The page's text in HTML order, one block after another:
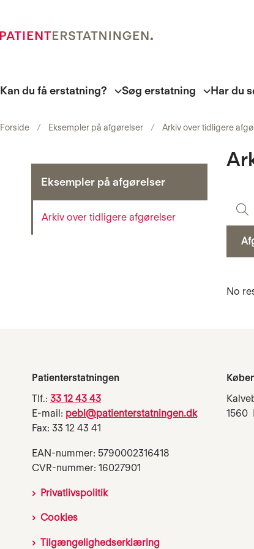
Kan du få erstatning? Søg erstatning Har du
Forside Eksempler på afgørelser Arkiv over tidligere
Eksempler på afgørelser
Arkiv over tidligere afgørelser
No
Patienterstatningen
Tlf.: 33 12 43 43
E-mail: pebl@patienterstatningen.dk
Fax: 33 12 43 41
EAN-nummer: 5790002316418
CVR-nummer: 16027901
Privatlivspolitik
Cookies
Tilgængelighedserklæring
1560